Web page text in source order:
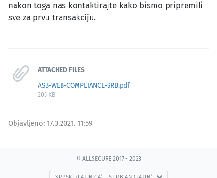
nakon toga nas kontaktirajte kako bismo pripremili
sve za prvu transakciju.
ATTACHED FILES
ASB-WEB-COMPLIANCE-SRB.pdf
205 KB
Objavljeno: 17.3.2021. 11:59
© ALLSECURE 2017 - 2023
SRPSKI (LATINICA) - SERBIAN (LATIN)